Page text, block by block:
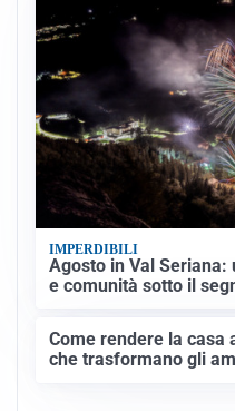
IMPERDIBILI
Agosto in Val
e comunità sotto il
Come rendere la casa
che trasformano gli